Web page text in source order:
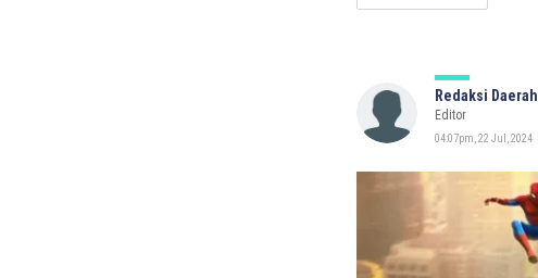
Redaksi Daerah
Editor
04:07pm, 22 Jul, 2024